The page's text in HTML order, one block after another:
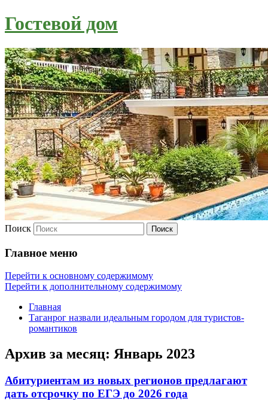
Гостевой дом
Поиск
Главное меню
Перейти к основному содержимому
Перейти к дополнительному содержимому
Главная
Таганрог назвали идеальным городом для туристов-
романтиков
Архив за месяц: Январь 2023
Абитуриентам из новых регионов предлагают
дать отсрочку по ЕГЭ до 2026 года